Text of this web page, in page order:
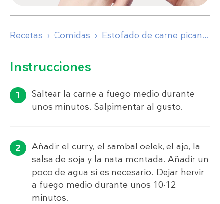
Recetas Comidas Estofado de carne picante con "colirroz" salteado
Instrucciones
Saltear la carne a fuego medio durante
unos minutos. Salpimentar al gusto.
Añadir el curry, el sambal oelek, el ajo, la
salsa de soja y la nata montada. Añadir un
poco de agua si es necesario. Dejar hervir
a fuego medio durante unos 10-12
minutos.